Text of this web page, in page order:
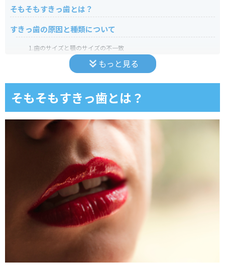
そもそもすきっ歯とは？
すきっ歯の原因と種類について
1.歯のサイズと顎のサイズの不一致
２．物理的な障害
3．かみ合わせや歯並びの問題
４．習慣や口呼吸による影響
すきっ歯によるトラブルとは？見た目だけじゃない気になる
１．虫歯や歯周病のリスクが高まる
２．咬み合わせが悪くなる
３．音声や発音に影響が出る
どうやって治せばいいの?すきっ歯の治療方法について
もっと見る
そもそもすきっ歯とは？